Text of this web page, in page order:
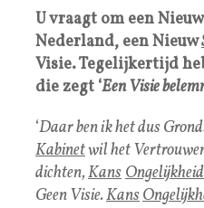
U vraagt om een
Nederland, een Nieuw
Visie. Tegelijkertijd
die zegt ‘Een Visie
‘Daar ben ik het dus
Kabinetwil het
dichten,KansOngelijkheid
Geen Visie.Kans